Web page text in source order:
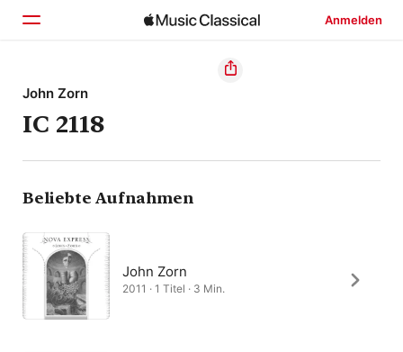
Anmelden
Startseite
Entdecken
Suchen
John Zorn
IC 2118
Beliebte Aufnahmen
John Zorn
2011 · 1 Titel · 3 Min.